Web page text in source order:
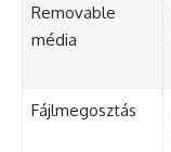
Removable
média
Fájlmegosztás